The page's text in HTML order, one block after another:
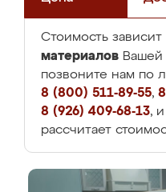
Стоимость зависит
материалов Вашей
позвоните нам по
8 (800) 511-89-55,
8 (926) 409-68-13,
рассчитает